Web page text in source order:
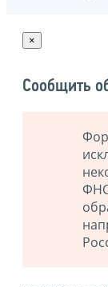
×
Сообщить